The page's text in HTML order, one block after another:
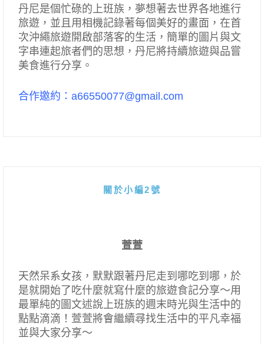
丹尼是個忙碌的上班族，夢想著去世界各地進行
旅遊，並且用相機記錄著每個美好的畫面，在首
次沖繩旅遊開啟部落客的生活，簡單的圖片與文
字串連起旅者們的思想，丹尼將持續旅遊與品嘗
美食進行分享。
合作邀約：a66550077@gmail.com
關於小編2號
萱萱
天然呆系女孩，默默跟著丹尼走到哪吃到哪，於
是就開始了吃什麼就寫什麼的旅遊食記分享～用
最單純的圖文述說上班族的週末時光與生活中的
點點滴滴！萱萱將會繼續尋找生活中的平凡幸福
並與大家分享～